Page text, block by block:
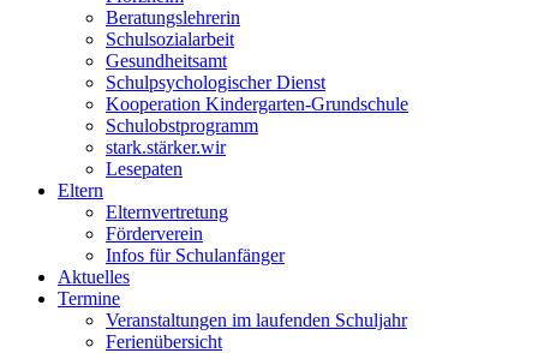
Beratungslehrerin
Schulsozialarbeit
Gesundheitsamt
Schulpsychologischer Dienst
Kooperation Kindergarten-Grundschule
Schulobstprogramm
stark.stärker.wir
Lesepaten
Eltern
Elternvertretung
Förderverein
Infos für Schulanfänger
Aktuelles
Termine
Veranstaltungen im laufenden Schuljahr
Ferienübersicht